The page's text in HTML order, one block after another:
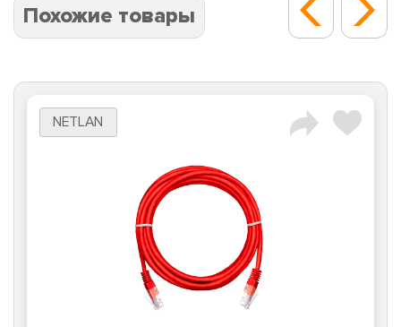
Похожие товары
NETLAN